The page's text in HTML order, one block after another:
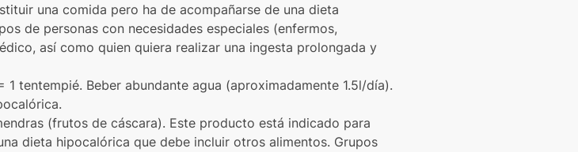
una comida pero ha de acompañarse de una dieta
de personas con necesidades especiales (enfermos,
así como quien quiera realizar una ingesta prolongada y
tentempié. Beber abundante agua (aproximadamente 1.5l/día).
(frutos de cáscara). Este producto está indicado para
dieta hipocalórica que debe incluir otros alimentos. Grupos